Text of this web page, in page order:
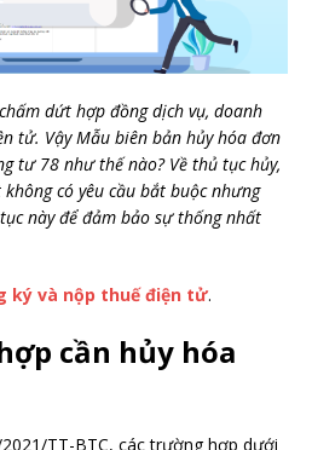
dứt hợp đồng dịch vụ, doanh
tử. Vậy Mẫu biên bản hủy hóa đơn
tư 78 như thế nào? Về thủ tục hủy,
có yêu cầu bắt buộc nhưng
này để đảm bảo sự thống nhất
ký và nộp thuế điện tử.
cần hủy hóa
TT-BTC, các trường hợp dưới